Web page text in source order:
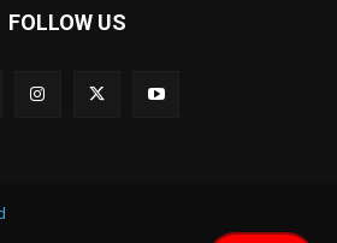
FOLLOW US